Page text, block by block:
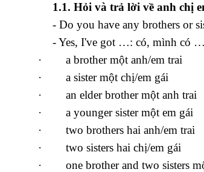
1.1. Hỏi và trả lời về anh chị
- Do you have any brothers or
- Yes, I've got …: có, mình có …
· a brother một anh/em trai
· a sister một chị/em gái
· an elder brother một anh trai
· a younger sister một em gái
· two brothers hai anh/em trai
· two sisters hai chị/em gái
· one brother and two sisters